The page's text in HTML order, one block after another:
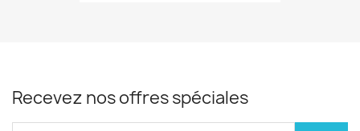
Recevez nos offres spéciales